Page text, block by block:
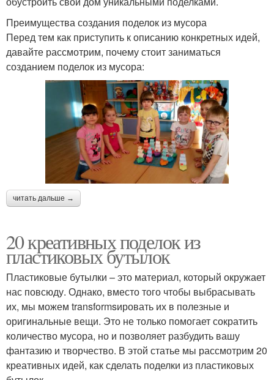
Преимущества создания поделок из мусора
Перед тем как приступить к описанию конкретных идей,
давайте рассмотрим, почему стоит заниматься
созданием поделок из мусора:
читать дальше →
20 креативных поделок из
пластиковых бутылок
Пластиковые бутылки – это материал, который окружает
нас повсюду. Однако, вместо того чтобы выбрасывать
их, мы можем transformsировать их в полезные и
оригинальные вещи. Это не только помогает сократить
количество мусора, но и позволяет разбудить вашу
фантазию и творчество. В этой статье мы рассмотрим 20
креативных идей, как сделать поделки из пластиковых